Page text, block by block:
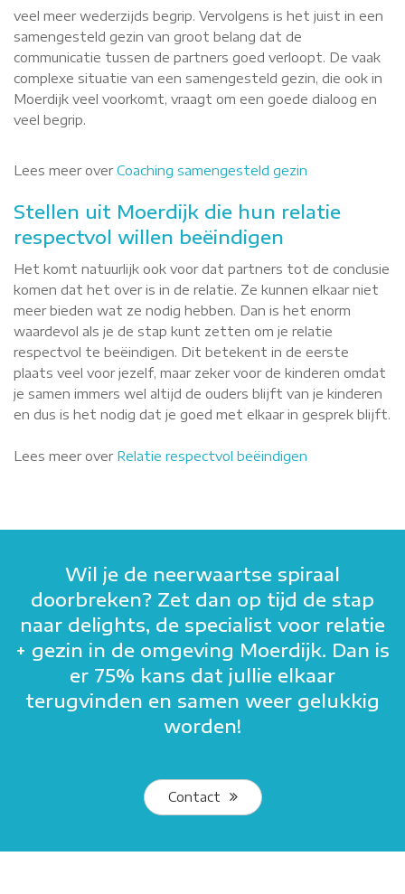
veel meer wederzijds begrip. Vervolgens is het juist in een
samengesteld gezin van groot belang dat de
communicatie tussen de partners goed verloopt. De vaak
complexe situatie van een samengesteld gezin, die ook in
Moerdijk veel voorkomt, vraagt om een goede dialoog en
veel begrip.
Lees meer overCoaching samengesteld gezin
Stellen uit Moerdijk die hun relatie
respectvol willen beëindigen
Het komt natuurlijk ook voor dat partners tot de conclusie
komen dat het over is in de relatie. Ze kunnen elkaar niet
meer bieden wat ze nodig hebben. Dan is het enorm
waardevol als je de stap kunt zetten om je relatie
respectvol te beëindigen. Dit betekent in de eerste
plaats veel voor jezelf, maar zeker voor de kinderen omdat
je samen immers wel altijd de ouders blijft van je kinderen
en dus is het nodig dat je goed met elkaar in gesprek blijft.
Lees meer over Relatie respectvol beëindigen
Wil je de neerwaartse spiraal
doorbreken? Zet dan op tijd de stap
naar delights, de specialist voor relatie
+ gezin in de omgeving Moerdijk. Dan is
er 75% kans dat jullie elkaar
terugvinden en samen weer gelukkig
worden!
Contact